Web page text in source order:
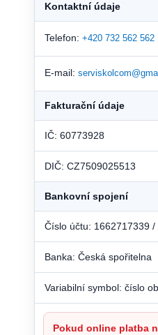
Kontaktní údaje
Telefon: +420 732 562 562
E-mail:
Fakturační údaje
IČ: 60773928
DIČ: CZ7509025513
Bankovní spojení
Číslo účtu: 1662717339 /
Banka: Česká spořitelna
Variabilní symbol: číslo
Pokud online platba